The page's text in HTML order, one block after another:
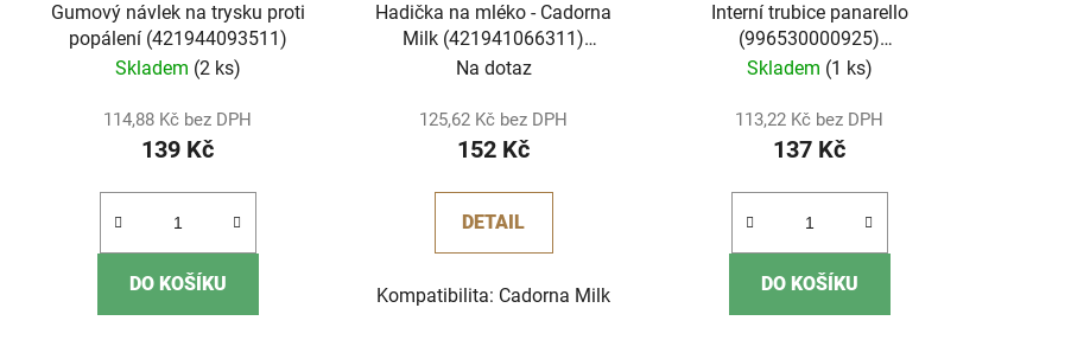
Gumový návlek na trysku proti
popálení (421944093511)
Skladem (2 ks)
114,88 Kč bez DPH
139 Kč
DO KOŠÍKU
Hadička na mléko - Cadorna
Milk (421941066311)
(996530051237)
Na dotaz
125,62 Kč bez DPH
152 Kč
DETAIL
Kompatibilita: Cadorna Milk
Interní trubice panarello
(996530000925)
(421944085601)
Skladem (1 ks)
113,22 Kč bez DPH
137 Kč
DO KOŠÍKU